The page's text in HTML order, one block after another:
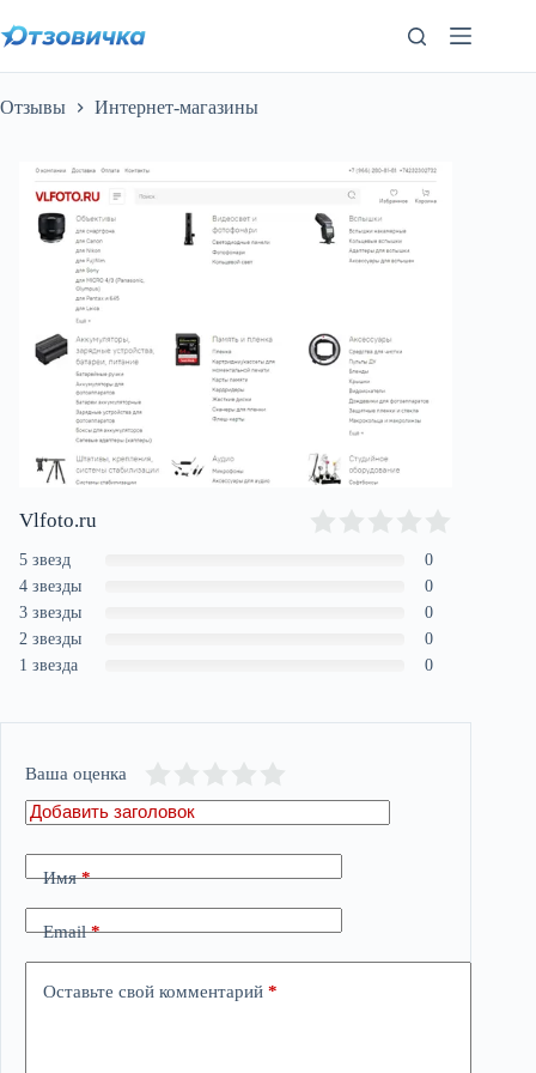
к
сути
Отзывы Интернет-магазины
Vlfoto.ru
5 звезд
0
4 звезды
0
3 звезды
0
2 звезды
0
1 звезда
0
Ваша оценка
Имя*
Email*
Оставьте свой комментарий *